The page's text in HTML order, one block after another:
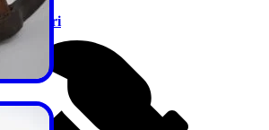
Çekiçleri